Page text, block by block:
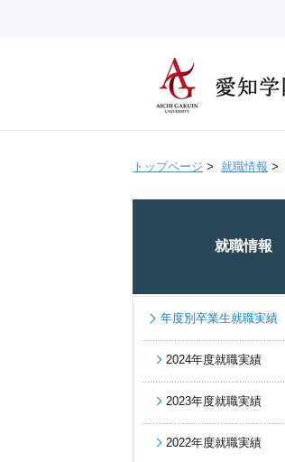
トップページ > 就職情報 >
就職情報
年度別卒業生就職実績
2024年度就職実績
2023年度就職実績
2022年度就職実績